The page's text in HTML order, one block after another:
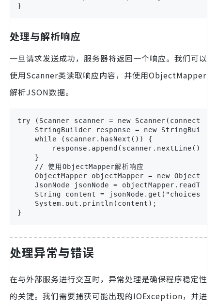
}
处理与解析响应
一旦请求发送成功，服务器将返回一个响应。我们可以
使用Scanner类读取响应内容，并使用ObjectMapper
解析JSON数据。
try (Scanner scanner = new
StringBuilder response = new
    while (scanner.hasNext()) {
        response.append(scanner.nextLine());
    }
    // 使用ObjectMapper解析响应
ObjectMapper objectMapper = new
JsonNode jsonNode =
String content =
    System.out.println(content);
}
处理异常与错误
在与外部服务进行交互时，异常处理是确保程序稳定性
的关键。我们需要捕获可能出现的IOException，并进